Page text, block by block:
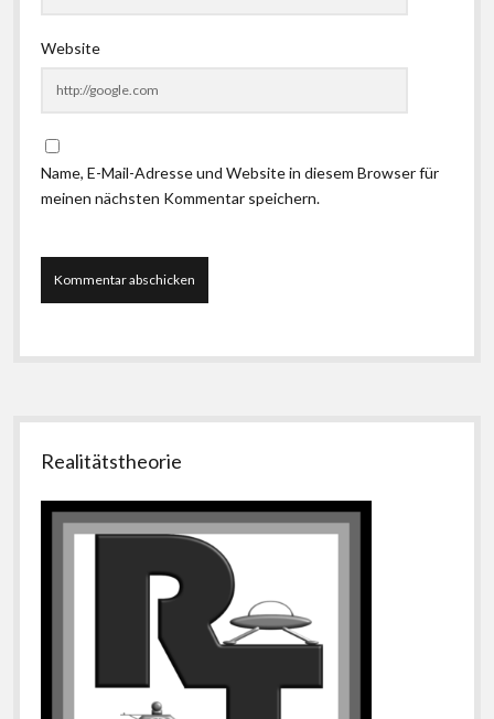
Website
Name, E-Mail-Adresse und Website in diesem Browser für
meinen nächsten Kommentar speichern.
Seitenleiste
Realitätstheorie